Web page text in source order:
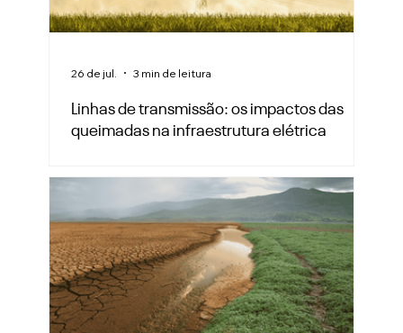
Linhas de transmissão: os impactos das
queimadas na infraestrutura elétrica
26 de jul. 3 min de leitura